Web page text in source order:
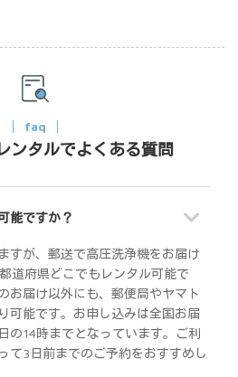
faq
ンタルでよくある質問
能ですか？
すが、郵送で高圧洗浄機をお届け
道府県どこでもレンタル可能で
お届け以外にも、郵便局やヤマト
可能です。お申し込みは全国お届
の14時までとなっています。ご利
て3日前までのご予約をおすすめし